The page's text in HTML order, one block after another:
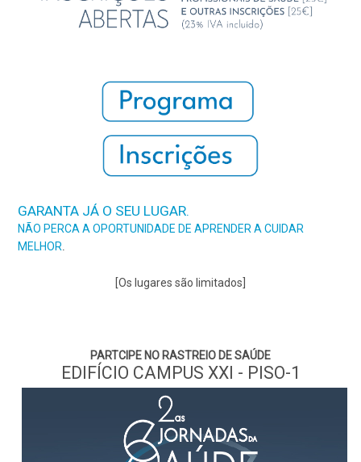
GARANTA JÁ O SEU LUGAR.
NÃO PERCA A OPORTUNIDADE DE APRENDER A CUIDAR
MELHOR
[Os lugares são limitados]
PARTCIPE NO RASTREIO DE SAÚDE
EDIFÍCIO CAMPUS XXI - PISO-1